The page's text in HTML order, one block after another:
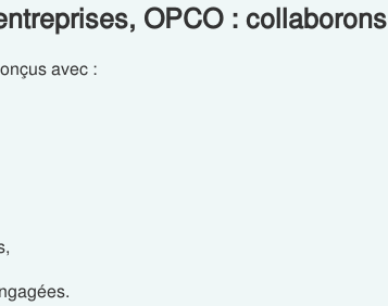
OPCO : collaborons
avec :